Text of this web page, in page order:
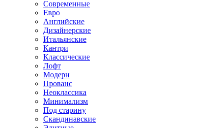
Современные
Евро
Английские
Дизайнерские
Итальянские
Кантри
Классические
Лофт
Модерн
Прованс
Неоклассика
Минимализм
Под старину
Скандинавские